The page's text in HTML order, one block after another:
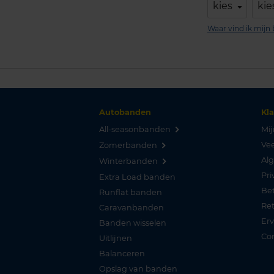
kies
Waar vind ik mijn
Autobanden
All-seasonbanden
Zomerbanden
Winterbanden
Extra Load banden
Runflat banden
Caravanbanden
Banden wisselen
Uitlijnen
Balanceren
Opslag van banden